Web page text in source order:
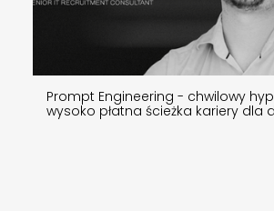
Prompt Engineering - chwilowy
wysoko płatna ścieżka kariery dla